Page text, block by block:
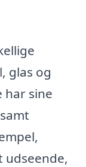
glas og
har sine